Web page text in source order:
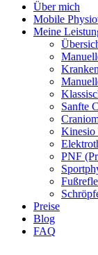
Über mich
Mobile
Meine
Sanfte
Kinesio
PNF
Preise
Blog
FAQ